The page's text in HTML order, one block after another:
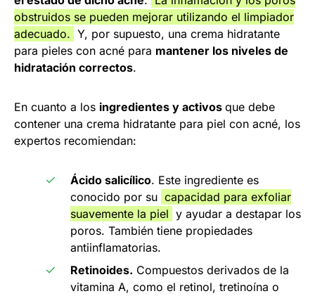
obstruidos se pueden mejorar utilizando el limpiador
adecuado. Y, por supuesto, una crema hidratante
para pieles con acné para mantener los niveles de
hidratación correctos.
En cuanto a los ingredientes y activos que debe
contener una crema hidratante para piel con acné, los
expertos recomiendan:
Ácido salicílico. Este ingrediente es
conocido por su capacidad para exfoliar
suavemente la piel y ayudar a destapar los
poros. También tiene propiedades
antiinflamatorias.
Retinoides. Compuestos derivados de la
vitamina A, como el retinol, tretinoína o